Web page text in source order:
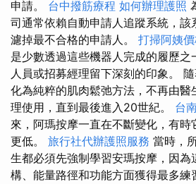
申請。 台中撥筋療程 如何辦理護照
司通常依賴自動申請人追蹤系統，該
濾掉最不合格的申請人。 打掃阿姨
是少數透過這些機器人完成的履歷之
人員或招募經理留下深刻的印象。
化為純粹的肌肉鬆弛方法，不再由醫
理使用，直到最後進入20世紀。 台
來，阿瑪按摩一直在不斷變化，有時
更低。 旅行社代辦護照服務 當時，
生都必須先強制學習安瑪按摩，因為
構、能量路徑和功能方面獲得最多練